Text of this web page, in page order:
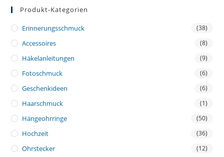
Produkt-Kategorien
Erinnerungsschmuck (38)
Accessoires (8)
Häkelanleitungen (9)
Fotoschmuck (6)
Geschenkideen (6)
Haarschmuck (1)
Hängeohrringe (50)
Hochzeit (36)
Ohrstecker (12)